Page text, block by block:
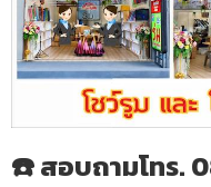
☎️ สอบถามโทร.